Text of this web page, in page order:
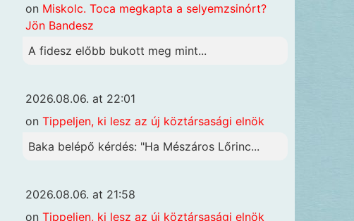
on Miskolc. Toca megkapta a selyemzsinórt?
Jön Bandesz
A fidesz előbb bukott meg mint...
2026.08.06. at 22:01
on Tippeljen, ki lesz az új köztársasági elnök
Baka belépő kérdés: "Ha Mészáros Lőrinc...
2026.08.06. at 21:58
on Tippeljen, ki lesz az új köztársasági elnök